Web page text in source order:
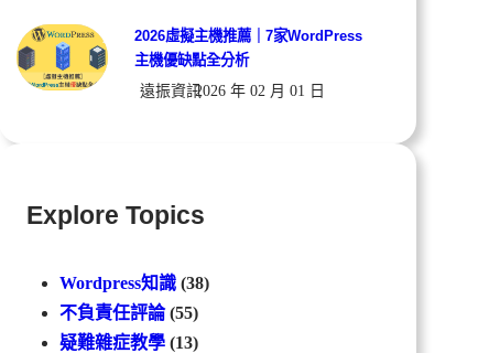
2026虛擬主機推薦｜7家WordPress
主機優缺點全分析
遠振資訊2026 年 02 月 01 日
Explore Topics
Wordpress知識 (38)
不負責任評論(55)
疑難雜症教學 (13)